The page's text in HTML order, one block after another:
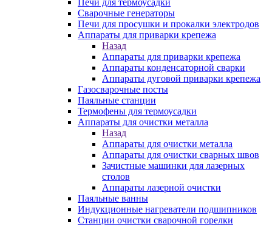
Печи для термоусадки
Сварочные генераторы
Печи для просушки и прокалки электродов
Аппараты для приварки крепежа
Назад
Аппараты для приварки крепежа
Аппараты конденсаторной сварки
Аппараты дуговой приварки крепежа
Газосварочные посты
Паяльные станции
Термофены для термоусадки
Аппараты для очистки металла
Назад
Аппараты для очистки металла
Аппараты для очистки сварных швов
Зачистные машинки для лазерных
столов
Аппараты лазерной очистки
Паяльные ванны
Индукционные нагреватели подшипников
Станции очистки сварочной горелки